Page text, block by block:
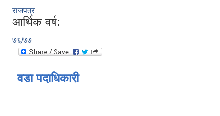
राजपत्र
आर्थिक वर्ष:
७६/७७
वडा पदाधिकारी